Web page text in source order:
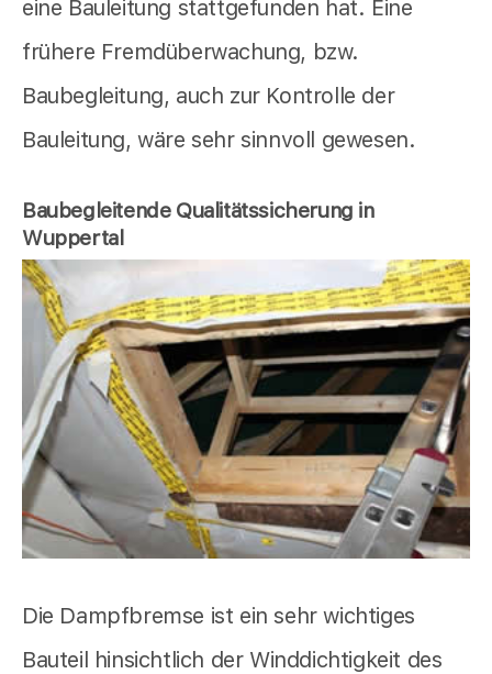
eine Bauleitung stattgefunden hat. Eine
frühere Fremdüberwachung, bzw.
Baubegleitung, auch zur Kontrolle der
Bauleitung, wäre sehr sinnvoll gewesen.
Baubegleitende Qualitätssicherung in
Wuppertal
Die Dampfbremse ist ein sehr wichtiges
Bauteil hinsichtlich der Winddichtigkeit des